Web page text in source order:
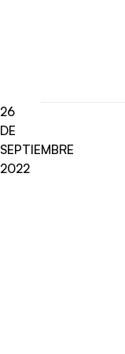
26
DE
SEPTIEMBRE
2022